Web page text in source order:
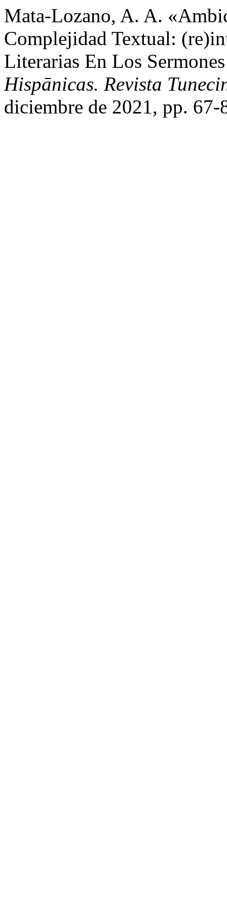
Mata-Lozano, A. A.
Complejidad Textual:
Literarias En Los
Hispānicas. Revista
diciembre de 2021, pp.